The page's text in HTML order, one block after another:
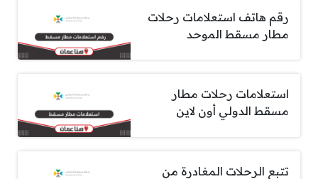
رقم هاتف استعلامات رحلات
مطار مسقط الموحد
استعلامات رحلات مطار
مسقط الدولي أون لاين
تتبع الرحلات المغادرة من